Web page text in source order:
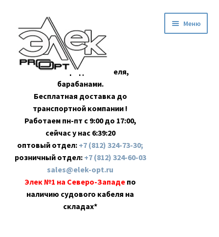
навигации
содержимому
Оптовая продажа кабеля,
барабанами.
Бесплатная доставка до
транспортной компании !
Работаем пн-пт с 9:00 до 17:00,
сейчас у нас 6:39:21
оптовый отдел: +7 (812) 324-73-30;
розничный отдел: +7 (812) 324-60-03
sales@elek-opt.ru
Элек №1 на Северо-Западе по
наличию судового кабеля на
складах*
Меню